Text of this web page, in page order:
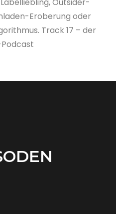
Eroberung oder
Track 17 – der